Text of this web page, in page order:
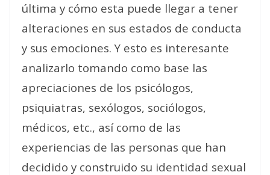
última y cómo esta puede llegar a tener
alteraciones en sus estados de conducta
y sus emociones. Y esto es interesante
analizarlo tomando como base las
apreciaciones de los psicólogos,
psiquiatras, sexólogos, sociólogos,
médicos, etc., así como de las
experiencias de las personas que han
decidido y construido su identidad sexual